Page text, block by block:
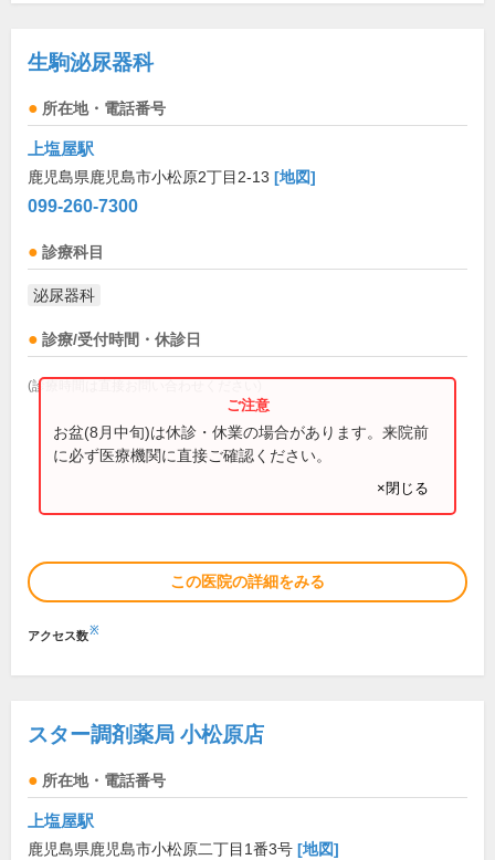
生駒泌尿器科
所在地・電話番号
上塩屋駅
鹿児島県鹿児島市小松原2丁目2-13 [地図]
099-260-7300
診療科目
泌尿器科
診療/受付時間・休診日
(診療時間は直接お問い合わせください)
お盆(8月中旬)は休診・休業の場合があります。来院前
に必ず医療機関に直接ご確認ください。
×閉じる
この医院の詳細をみる
アクセス数※
スター調剤薬局 小松原店
所在地・電話番号
上塩屋駅
鹿児島県鹿児島市小松原二丁目1番3号 [地図]